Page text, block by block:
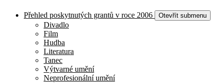
Přehled poskytnutých grantů v roce 2006 Otevřít submenu
Divadlo
Film
Hudba
Literatura
Tanec
Výtvarné umění
Neprofesionální umění